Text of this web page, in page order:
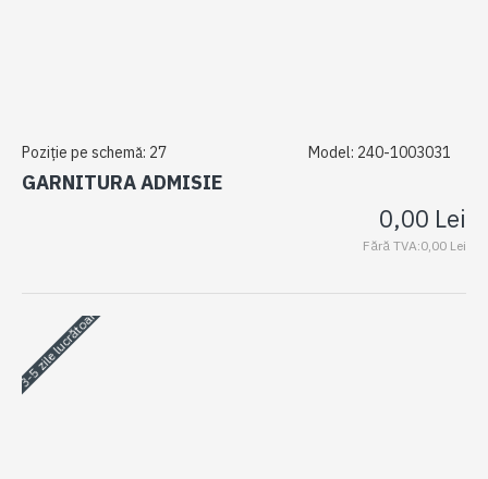
Poziție pe schemă: 27 Model: 240-1003031
GARNITURA ADMISIE
0,00 Lei
Fără TVA:0,00 Lei
3-5 zile lucrătoare